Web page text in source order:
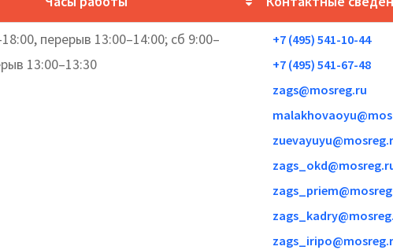
перерыв 13:00–14:00; сб 9:00–
13:00–13:30
+7 (495) 541-10-44
+7 (495) 541-67-48
zags@mosreg.ru